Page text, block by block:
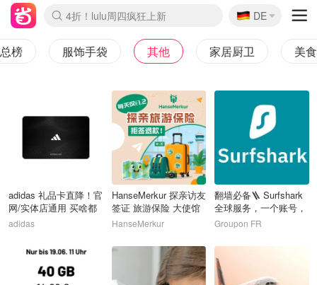
Boticinal 夏促开抢！
4折！lulu周四疯狂上新
还没结束！&OtherStories大促
Joybuy变相75折 随时失效
速领！Stanley独家85折
疑似霸哥！Camper额外叠85折
Zalando 奥莱闪促！每日更新
Moncler反季囤！5折起+叠9折
Coach Brooklyn仅€192
🇩🇪
DE
总榜 服饰手袋 其他 家居厨卫 美食
adidas 礼品卡直降！官
网/实体店通用 买啥都
香！
adidas
2
HanseMerkur 探亲访友
签证 旅游保险 大使馆
100%认证
HanseMerkur
翻墙必备🪜 Surfshark
全球服务，一个账号，
无限设备！
Groupon FR